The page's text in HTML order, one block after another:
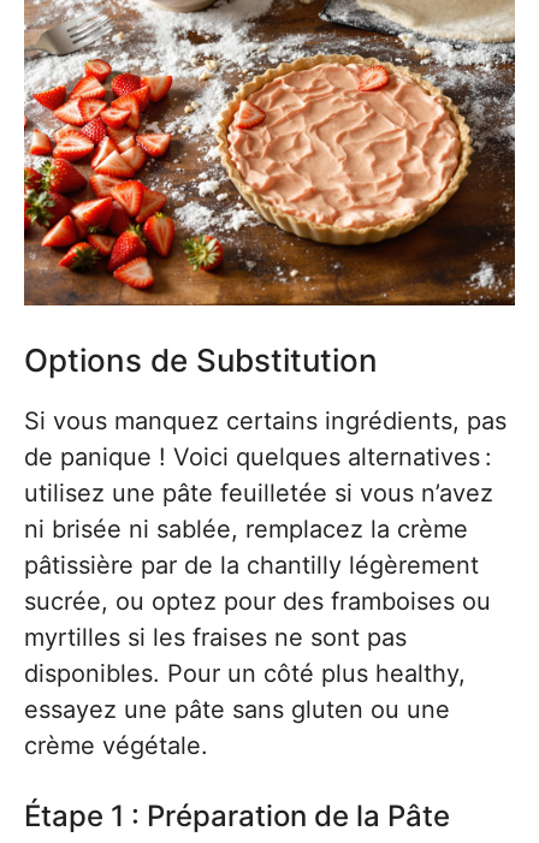
Options de Substitution
Si vous manquez certains ingrédients, pas
de panique ! Voici quelques alternatives :
utilisez une pâte feuilletée si vous n’avez
ni brisée ni sablée, remplacez la crème
pâtissière par de la chantilly légèrement
sucrée, ou optez pour des framboises ou
myrtilles si les fraises ne sont pas
disponibles. Pour un côté plus healthy,
essayez une pâte sans gluten ou une
crème végétale.
Étape 1 : Préparation de la Pâte